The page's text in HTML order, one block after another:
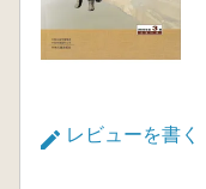
レビューを書く